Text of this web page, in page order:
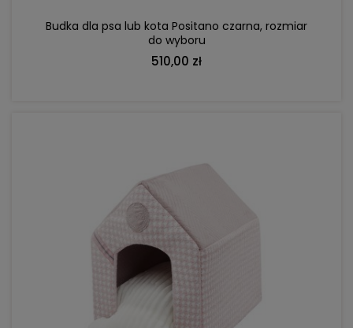
Budka dla psa lub kota Positano czarna, rozmiar
do wyboru
510,00 zł